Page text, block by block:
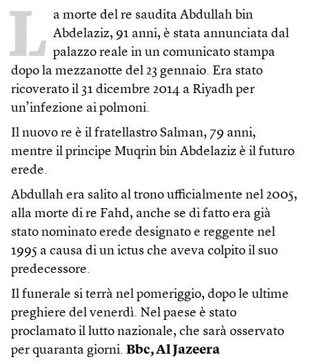
L a morte del re saudita Abdullah bin
Abdelaziz, 91 anni, è stata annunciata dal
palazzo reale in un comunicato stampa
dopo la mezzanotte del 23 gennaio. Era stato
ricoverato il 31 dicembre 2014 a Riyadh per
un’infezione ai polmoni.
Il nuovo re è il fratellastro Salman, 79 anni,
mentre il principe Muqrin bin Abdelaziz è il futuro
erede.
Abdullah era salito al trono ufficialmente nel 2005,
alla morte di re Fahd, anche se di fatto era già
stato nominato erede designato e reggente nel
1995 a causa di un ictus che aveva colpito il suo
predecessore.
Il funerale si terrà nel pomeriggio, dopo le ultime
preghiere del venerdì. Nel paese è stato
proclamato il lutto nazionale, che sarà osservato
per quaranta giorni. Bbc, Al Jazeera